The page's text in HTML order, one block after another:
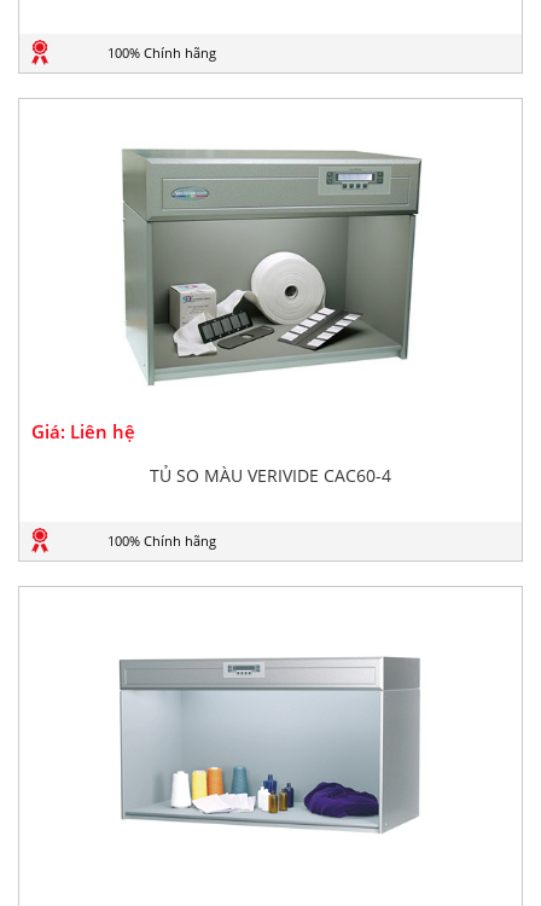
100% Chính hãng
Giá: Liên hệ
TỦ SO MÀU VERIVIDE CAC60-4
100% Chính hãng